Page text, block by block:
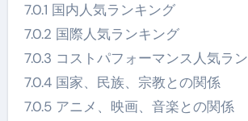
7.0.1 国内人気ランキング
7.0.2 国際人気ランキング
7.0.3 コストパフォーマンス人気ラ
7.0.4 国家、民族、宗教との関係
7.0.5 アニメ、映画、音楽との関係